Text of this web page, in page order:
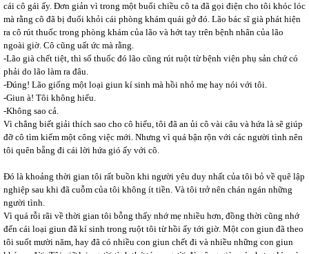
cái cô gái ấy. Đơn giản vì trong một buổi chiều cô ta đã gọi điện cho tôi khóc lóc
mà rằng cô đã bị đuổi khỏi cái phòng khám quái gở đó. Lão bác sĩ già phát hiện
ra cô rút thuốc trong phòng khám của lão và hớt tay trên bệnh nhân của lão
ngoài giờ. Cô cũng uất ức mà rằng.
-Lão già chết tiệt, thì số thuốc đó lão cũng rút ruột từ bệnh viện phụ sản chứ có
phải do lão làm ra đâu.
-Đúng! Lão giống một loại giun kí sinh mà hồi nhỏ mẹ hay nói với tôi.
-Giun à! Tôi không hiểu.
-Không sao cả.
Vì chẳng biết giải thích sao cho cô hiểu, tôi đã an ủi cô vài câu và hứa là sẽ giúp
đỡ cô tìm kiếm một công việc mới. Nhưng vì quá bận rộn với các người tình nên
tôi quên bẵng đi cái lời hứa gió ấy với cô.
Đó là khoảng thời gian tôi rất buồn khi người yêu duy nhất của tôi bỏ về quê lập
nghiệp sau khi đã cuỗm của tôi không ít tiền. Và tôi trở nên chán ngán những
người tình.
Vì quá rỗi rãi về thời gian tôi bỗng thấy nhớ mẹ nhiều hơn, đồng thời cũng nhớ
đến cái loại giun đã kí sinh trong ruột tôi từ hồi ấy tới giờ. Một con giun đã theo
tôi suốt mười năm, hay đã có nhiều con giun chết đi và nhiều những con giun